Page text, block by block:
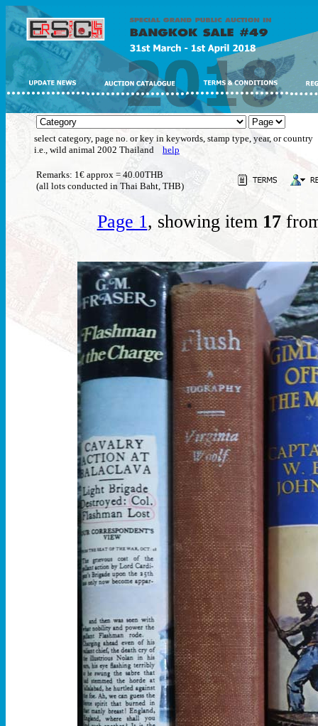
select category, page no. or key in keywords, stamp type, year, or country
i.e., wild animal 2002 Thailand help
Remarks: 1€ approx = 40.00THB
(all lots conducted in Thai Baht, THB)
Page 1, showing item 17